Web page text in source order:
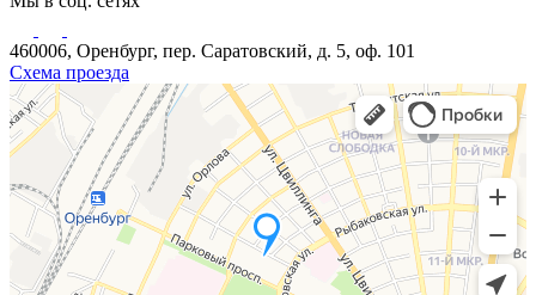
460006, Оренбург, пер. Саратовский, д. 5, оф. 101
Схема проезда